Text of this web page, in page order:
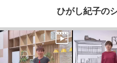
ひがし紀子の